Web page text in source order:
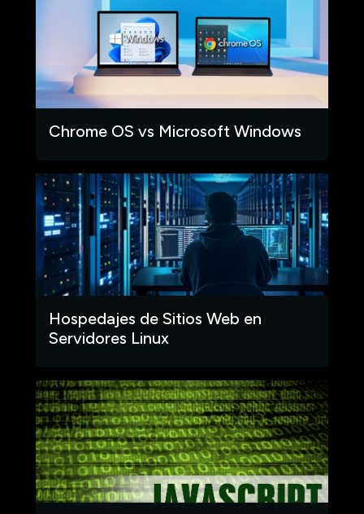
Chrome OS vs Microsoft Windows
Hospedajes de Sitios Web en
Servidores Linux